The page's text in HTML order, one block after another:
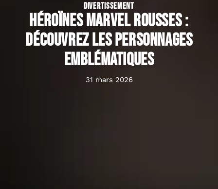
DIVERTISSEMENT
Héroïnes Marvel rousses :
découvrez les personnages
emblématiques
31 mars 2026